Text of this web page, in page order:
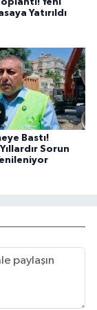
Yeni
Yatırıldı
Bastı!
Sorun